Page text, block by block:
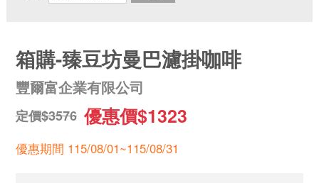
箱購-臻豆坊曼巴濾掛咖啡
豐爾富企業有限公司
定價$3576 優惠價$1323
優惠期間 115/08/01~115/08/31